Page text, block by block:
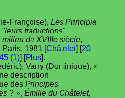
Françoise), Les Principia
traductions"
milieu de XVIIIe siècle,
Paris, 1981 [Châtelet] [20
(1)] [Plus].
Varry (Dominique), «
description
des Principes
? », Émilie du Châtelet,